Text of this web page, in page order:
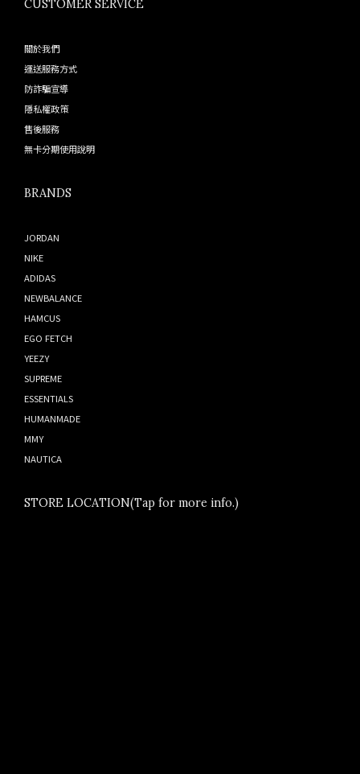
CUSTOMER SERVICE
關於我們
運送服務方式
防詐騙宣導
隱私權政策
售後服務
無卡分期使用說明
BRANDS
JORDAN
NIKE
ADIDAS
NEWBALANCE
HAMCUS
EGO FETCH
YEEZY
SUPREME
ESSENTIALS
HUMANMADE
MMY
NAUTICA
STORE LOCATION(Tap for more info.)